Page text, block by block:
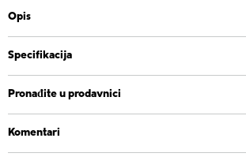
Opis
Specifikacija
Pronađite u prodavnici
Komentari